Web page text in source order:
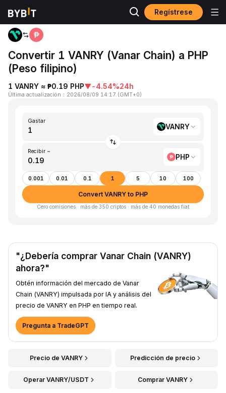
Regístrese
Inicio VANRY to PHP
Convertir 1 VANRY (Vanar Chain) a PHP
(Peso filipino)
1 VANRY ≈ ₱0.19 PHP▼-4.54%24h
Última actualización ： 2026/08/09 14:17 (GMT+0)
Gastar
VANRY
Recibir ~
PHP
0.001 0.01 0.1 1 5 10 100
Convert VANRY to PHP
Cero comisiones · más de 350 criptos · más de 40 monedas fiat
"¿Debería comprar Vanar Chain (VANRY)
ahora?"
Obtén información del mercado de Vanar
Chain (VANRY) impulsada por IA y análisis del
precio de VANRY en PHP en tiempo real.
Pregunta a TradeGPT
Precio de VANRY Predicción de precio
Operar VANRY/USDT Comprar VANRY